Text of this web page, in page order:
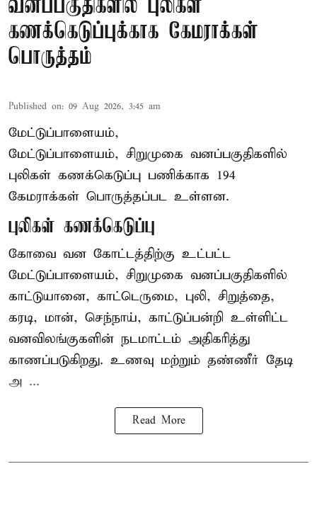
வனப்பகுதிகளில் புலிகள்
கணக்கெடுப்புக்காக கேமராக்கள்
பொருத்தம்
Published on: 09 Aug 2026, 3:45 am
மேட்டுப்பாளையம்,
மேட்டுப்பாளையம், சிறுமுகை வனப்பகுதிகளில்
புலிகள் கணக்கெடுப்பு பணிக்காக 194
கேமராக்கள் பொருத்தப்பட உள்ளன.
புலிகள் கணக்கெடுப்பு
கோவை வன கோட்டத்திற்கு உட்பட்ட
மேட்டுப்பாளையம், சிறுமுகை வனப்பகுதிகளில்
காட்டுயானை, காட்டெருமை, புலி, சிறுத்தை,
கரடி, மான், செந்நாய், காட்டுப்பன்றி உள்ளிட்ட
வனவிலங்குகளின் நடமாட்டம் அதிகரித்து
காணப்படுகிறது. உணவு மற்றும் தண்ணீர் தேடி
அ ...
Read More